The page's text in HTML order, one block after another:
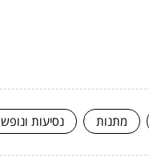
מתנות נסיעות ונופש